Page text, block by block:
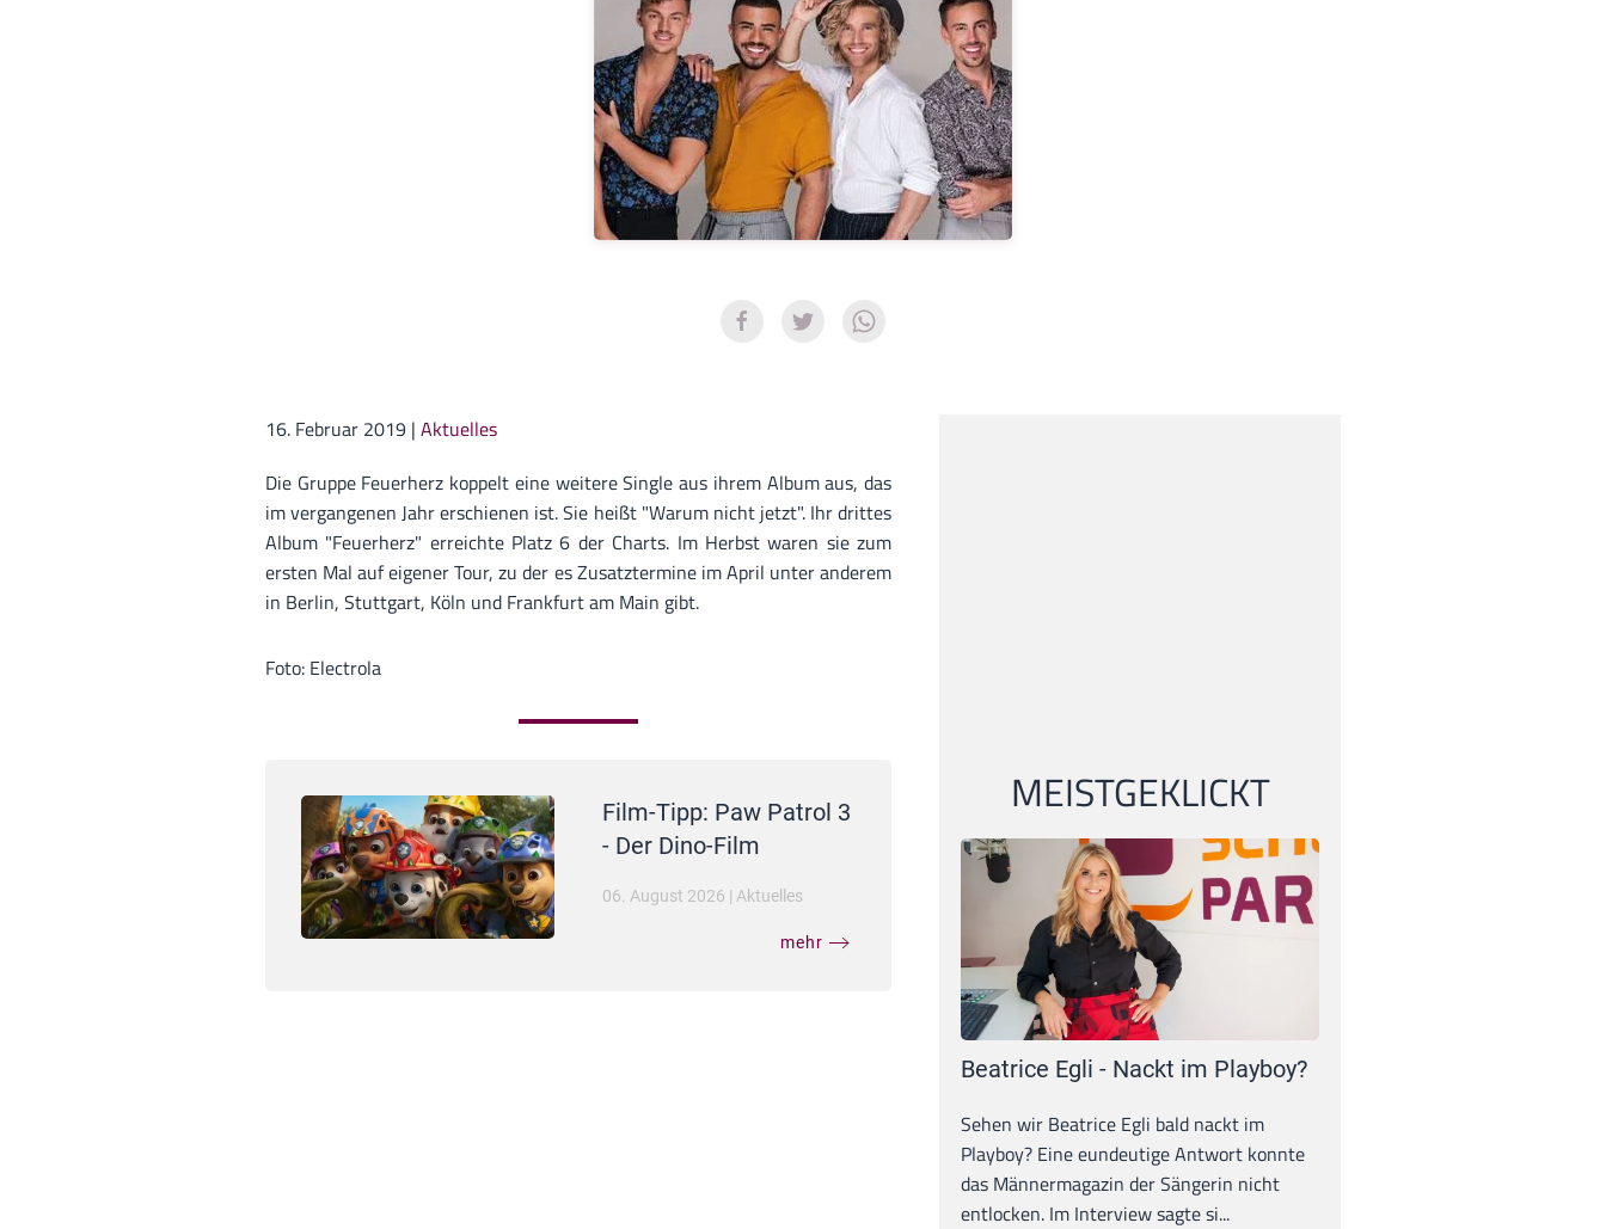
16. Februar 2019 | Aktuelles
Die Gruppe Feuerherz koppelt eine weitere Single aus ihrem Album aus, das
im vergangenen Jahr erschienen ist. Sie heißt "Warum nicht jetzt". Ihr drittes
Album "Feuerherz" erreichte Platz 6 der Charts. Im Herbst waren sie zum
ersten Mal auf eigener Tour, zu der es Zusatztermine im April unter anderem
in Berlin, Stuttgart, Köln und Frankfurt am Main gibt.
Foto: Electrola
Film-Tipp: Paw Patrol 3
- Der Dino-Film
06. August 2026 | Aktuelles
mehr
MEISTGEKLICKT
Beatrice Egli - Nackt im Playboy?
Sehen wir Beatrice Egli bald nackt im
Playboy? Eine eundeutige Antwort konnte
das Männermagazin der Sängerin nicht
entlocken. Im Interview sagte si...